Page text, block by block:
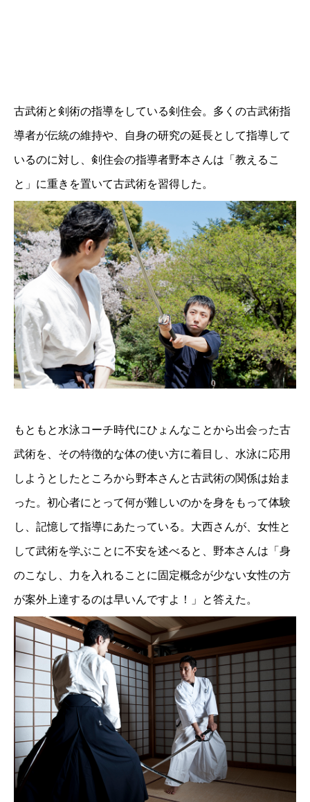
古武術と剣術の指導をしている剣住会。多くの古武術指
導者が伝統の維持や、自身の研究の延長として指導して
いるのに対し、剣住会の指導者野本さんは「教えるこ
と」に重きを置いて古武術を習得した。
もともと水泳コーチ時代にひょんなことから出会った古
武術を、その特徴的な体の使い方に着目し、水泳に応用
しようとしたところから野本さんと古武術の関係は始ま
った。初心者にとって何が難しいのかを身をもって体験
し、記憶して指導にあたっている。大西さんが、女性と
して武術を学ぶことに不安を述べると、野本さんは「身
のこなし、力を入れることに固定概念が少ない女性の方
が案外上達するのは早いんですよ！」と答えた。